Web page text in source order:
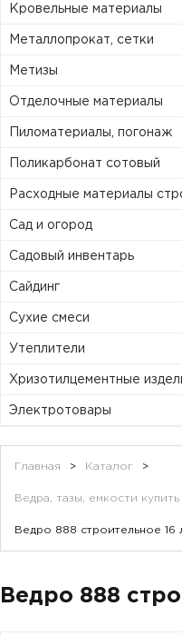
Кровельные материалы
Металлопрокат, сетки
Метизы
Отделочные материалы
Пиломатериалы, погонаж
Поликарбонат сотовый
Расходные материалы
Сад и огород
Садовый инвентарь
Сайдинг
Сухие смеси
Утеплители
Хризотилцементные
Электротовары
Главная > Каталог >
Ведра, тазы, емкости
Ведро 888 строительное 16
Ведро 888